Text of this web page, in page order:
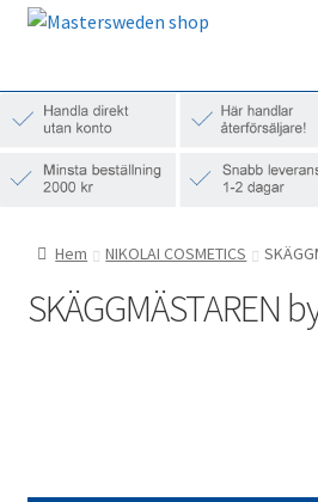
Hoppa
Hoppa
Hem
Hem NIKOLAI COSMETICS
SKÄGGMÄSTAREN